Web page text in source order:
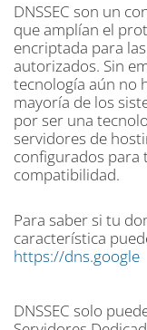
DNSSEC son un
que amplían el
encriptada para
autorizados. Sin
tecnología aún no
mayoría de los
por ser una
servidores de
configurados para
compatibilidad.
Para saber si tu
característica
https://dns.google
DNSSEC solo